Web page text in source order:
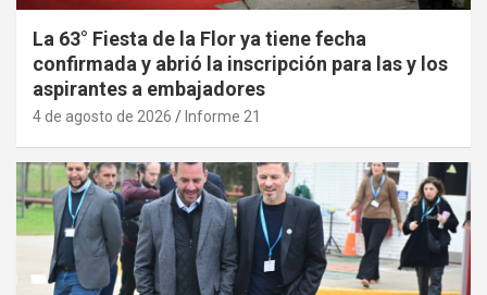
La 63° Fiesta de la Flor ya tiene fecha
confirmada y abrió la inscripción para las y los
aspirantes a embajadores
4 de agosto de 2026 Informe 21